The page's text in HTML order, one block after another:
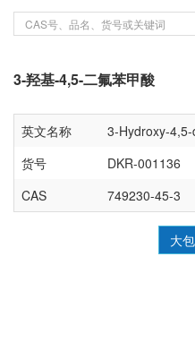
3-羟基-4,5-二氟苯甲酸
英文名称
3-Hydroxy-
货号
DKR-001136
CAS 749230-45-3
大